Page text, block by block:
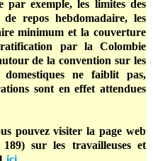
par exemple, les limites des
repos hebdomadaire, les
minimum et la couverture
par la Colombie
de la convention sur les
ne faiblit pas,
sont en effet attendues
pouvez visiter la page web
sur les travailleuses et